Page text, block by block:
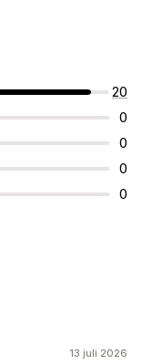
20
0
0
0
0
13 juli 2026